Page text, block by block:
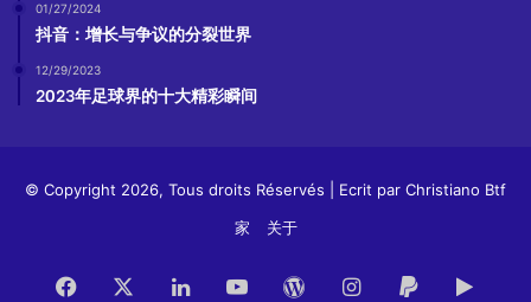
01/27/2024
抖音：增长与争议的分裂世界
12/29/2023
2023年足球界的十大精彩瞬间
© Copyright 2026, Tous droits Réservés | Ecrit par Christiano Btf
家
关于
Facebook LinkedInYouTubeWordPress
Instagram
Paypal